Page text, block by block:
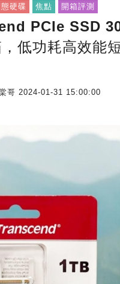
硬碟 焦點 開箱評測
PCIe SSD
低功耗高效能
哥 2024-01-31 15:00:00